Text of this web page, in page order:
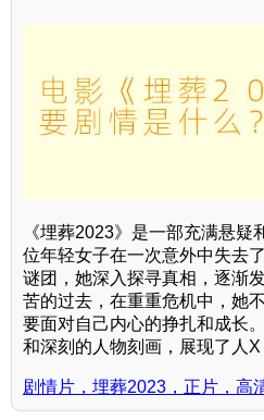
《埋葬2023》是一部充满悬
位年轻女子在一次意外中失去
谜团，她深入探寻真相，逐渐
苦的过去，在重重危机中，她
要面对自己内心的挣扎和成长
和深刻的人物刻画，展现了人X
剧情片，埋葬2023，正片，高